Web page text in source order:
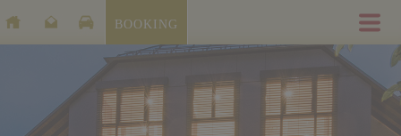
BOOKING